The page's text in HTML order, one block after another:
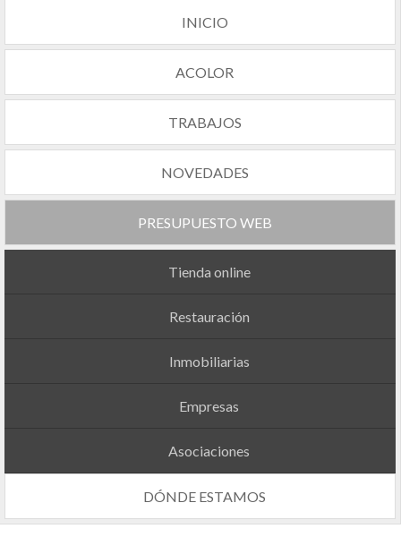
INICIO
ACOLOR
TRABAJOS
NOVEDADES
PRESUPUESTO WEB
Tienda online
Restauración
Inmobiliarias
Empresas
Asociaciones
DÓNDE ESTAMOS